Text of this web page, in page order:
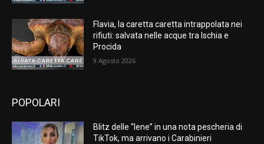
Flavia, la caretta caretta intrappolata nei
rifiuti: salvata nelle acque tra Ischia e
Procida
9 Agosto 2026
POPOLARI
Blitz delle “Iene” in una nota pescheria di
TikTok, ma arrivano i Carabinieri